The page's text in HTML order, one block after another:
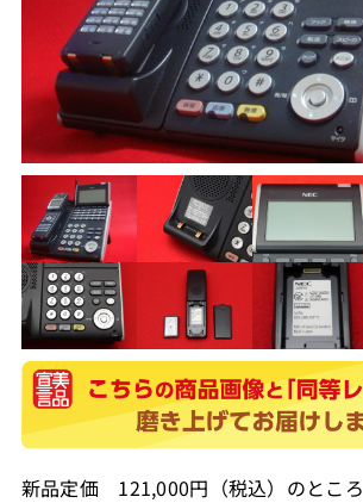
新品定価 121,000円（税込）のところ